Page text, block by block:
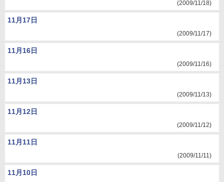
(2009/11/18)
11月17日
(2009/11/17)
11月16日
(2009/11/16)
11月13日
(2009/11/13)
11月12日
(2009/11/12)
11月11日
(2009/11/11)
11月10日